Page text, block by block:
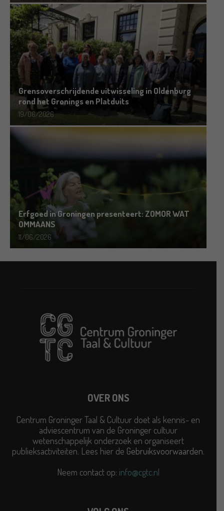
Grensoverschrijdende uitwisseling in Oldenburg
rond het Gronings en Platduits
19/06/2026
Erfgoed in Groningen presenteert: ZOMOR WAT
OMMAANS
11/06/2026
OVER ONS
Centrum Groninger Taal & Cultuur doet als kennis- en
adviescentrum van de Groninger cultuur
wetenschappelijk onderzoek en organiseert
publieksactiviteiten. Lees hier de Gebruiksvoorwaarden.
Neem contact op: info@cgtc.nl